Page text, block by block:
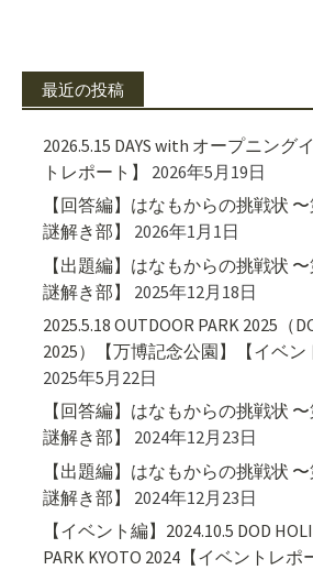
最近の投稿
2026.5.15 DAYS with オープニング
トレポート】
2026年5月19日
【回答編】はなもからの挑戦状
謎解き部】
2026年1月1日
【出題編】はなもからの挑戦状
謎解き部】
2025年12月18日
2025.5.18 OUTDOOR PARK 2025（
2025）【万博記念公園】【イベン
2025年5月22日
【回答編】はなもからの挑戦状
謎解き部】
2024年12月23日
【出題編】はなもからの挑戦状
謎解き部】
2024年12月23日
【イベント編】2024.10.5 DOD
PARK KYOTO 2024【イベントレポ